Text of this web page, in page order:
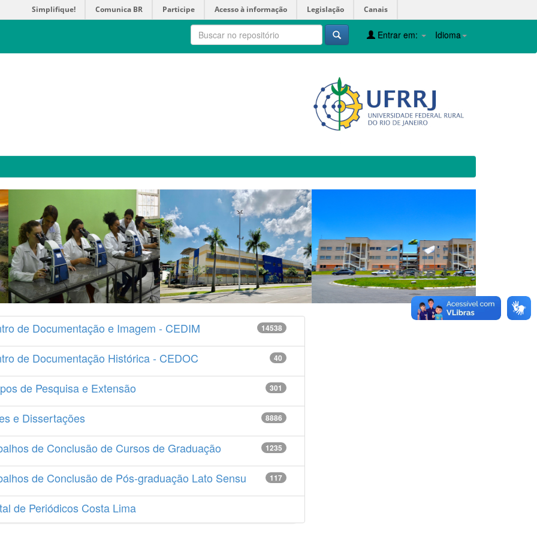
Simplifique! Comunica BR Participe Acesso à informação Legislação Canais
Idioma
Entrar em:
de Documentação e Imagem - CEDIM 14538
de Documentação Histórica - CEDOC 40
de Pesquisa e Extensão 301
e Dissertações 8886
de Conclusão de Cursos de Graduação 1235
de Conclusão de Pós-graduação Lato Sensu 117
de Periódicos Costa Lima